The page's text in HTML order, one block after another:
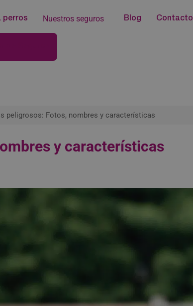
perros Nuestros seguros Blog Contacto
peligrosos: Fotos, nombres y características
y características